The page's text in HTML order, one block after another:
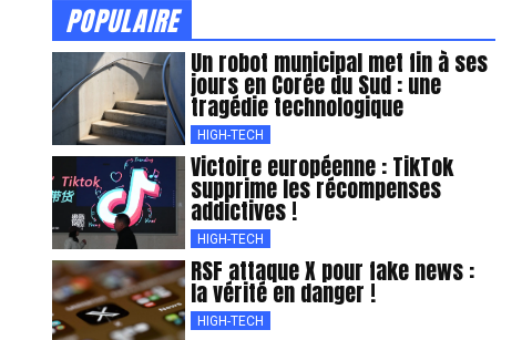
POPULAIRE
Un robot municipal met fin à ses
jours en Corée du Sud : une
tragédie technologique
HIGH-TECH
Victoire européenne : TikTok
supprime les récompenses
addictives !
HIGH-TECH
RSF attaque X pour fake news :
la vérité en danger !
HIGH-TECH